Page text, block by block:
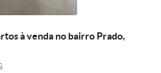
à venda no bairro Prado,